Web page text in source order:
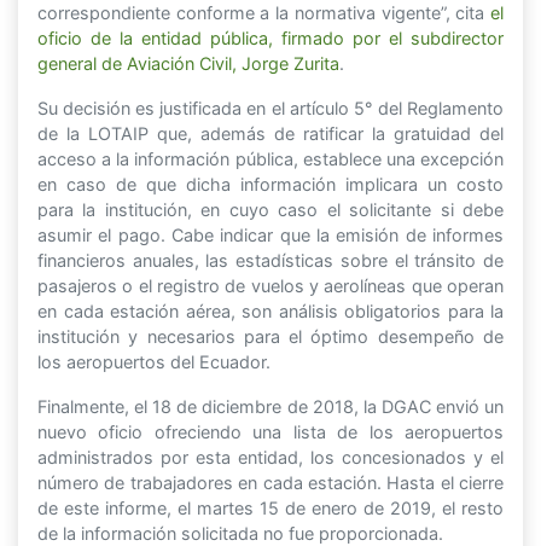
correspondiente conforme a la normativa vigente”, cita el
oficio de la entidad pública, firmado por el subdirector
general de Aviación Civil, Jorge Zurita.
Su decisión es justificada en el artículo 5° del Reglamento
de la LOTAIP que, además de ratificar la gratuidad del
acceso a la información pública, establece una excepción
en caso de que dicha información implicara un costo
para la institución, en cuyo caso el solicitante si debe
asumir el pago. Cabe indicar que la emisión de informes
financieros anuales, las estadísticas sobre el tránsito de
pasajeros o el registro de vuelos y aerolíneas que operan
en cada estación aérea, son análisis obligatorios para la
institución y necesarios para el óptimo desempeño de
los aeropuertos del Ecuador.
Finalmente, el 18 de diciembre de 2018, la DGAC envió un
nuevo oficio ofreciendo una lista de los aeropuertos
administrados por esta entidad, los concesionados y el
número de trabajadores en cada estación. Hasta el cierre
de este informe, el martes 15 de enero de 2019, el resto
de la información solicitada no fue proporcionada.